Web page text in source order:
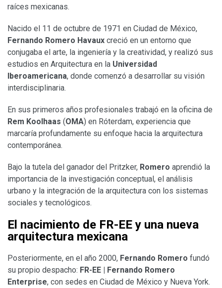
raíces mexicanas.
Nacido el 11 de octubre de 1971 en Ciudad de México,
Fernando Romero Havaux creció en un entorno que
conjugaba el arte, la ingeniería y la creatividad, y realizó sus
estudios en Arquitectura en la Universidad
Iberoamericana, donde comenzó a desarrollar su visión
interdisciplinaria.
En sus primeros años profesionales trabajó en la oficina de
Rem Koolhaas (OMA) en Róterdam, experiencia que
marcaría profundamente su enfoque hacia la arquitectura
contemporánea.
Bajo la tutela del ganador del Pritzker, Romero aprendió la
importancia de la investigación conceptual, el análisis
urbano y la integración de la arquitectura con los sistemas
sociales y tecnológicos.
El nacimiento de FR-EE y una nueva
arquitectura mexicana
Posteriormente, en el año 2000, Fernando Romero fundó
su propio despacho: FR-EE | Fernando Romero
Enterprise, con sedes en Ciudad de México y Nueva York.